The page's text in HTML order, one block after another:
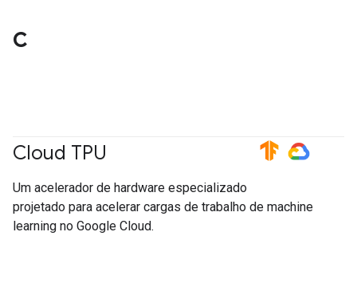
C
Cloud TPU #TensorFlow #GoogleCloud
Um acelerador de hardware especializado
projetado para acelerar cargas de trabalho de machine
learning no Google Cloud.